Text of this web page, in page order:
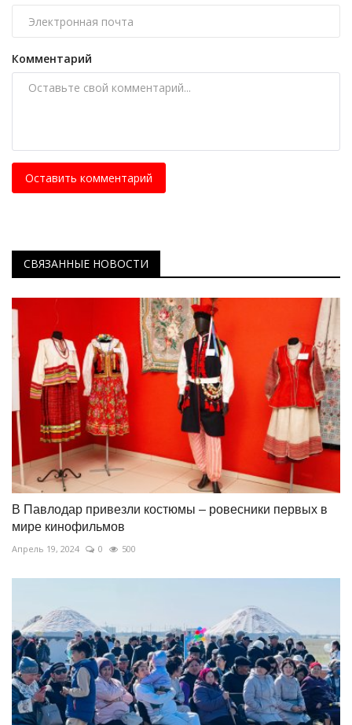
Комментарий
Оставить комментарий
СВЯЗАННЫЕ НОВОСТИ
В Павлодар привезли костюмы – ровесники первых в
мире кинофильмов
Апрель 19, 2024 0 500